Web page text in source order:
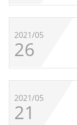
2021/05
26
2021/05
21